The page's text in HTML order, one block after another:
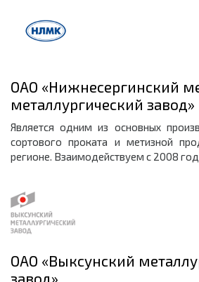
ОАО «Нижнесергинский
металлургический завод»
Является одним из основных
сортового проката и метизной
регионе. Взаимодействуем с 2008
ОАО «Выксунский
завод»